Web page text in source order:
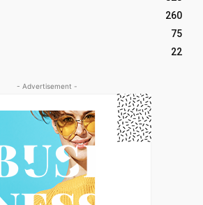
260
75
22
- Advertisement -